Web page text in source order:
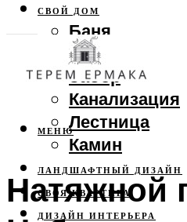
СВОЙ ДОМ
Баня
Веранда
Забор
Канализация
Лестница
Камин
ЛАНДШАФТНЫЙ ДИЗАЙН
СВОЯ КВАРТИРА
ДИЗАЙН ИНТЕРЬЕРА
МЕНЮ
Натяжной